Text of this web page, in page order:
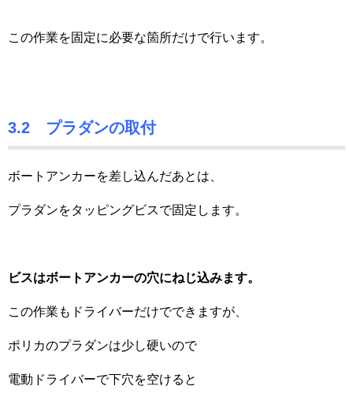
この作業を固定に必要な箇所だけで行います。
3.2 プラダンの取付
ボートアンカーを差し込んだあとは、
プラダンをタッピングビスで固定します。
ビスはボートアンカーの穴にねじ込みます。
この作業もドライバーだけでできますが、
ポリカのプラダンは少し硬いので
電動ドライバーで下穴を空けると